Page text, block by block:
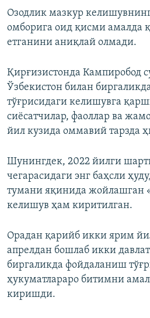
Озодлик мазкур
омборига оид қисми амалда
етганини аниқлай олмади.
Қирғизистонда Кампиробод
Ўзбекистон билан
тўғрисидаги келишувга
сиёсатчилар, фаоллар ва
йил кузида оммавий тарзда
Шунингдек, 2022 йилги
чегарасидаги энг баҳсли
тумани яқинида жойлашган
келишув ҳам киритилган.
Орадан қарийб икки ярим
апрелдан бошлаб икки
биргаликда фойдаланиш
ҳукуматлараро битимни
киришди.